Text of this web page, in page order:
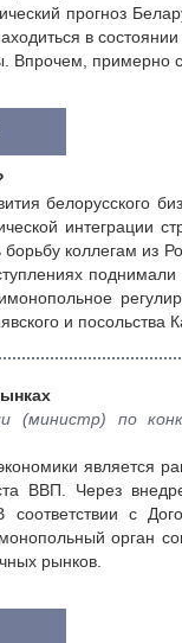
прогноз
в
Впрочем,
белорусского
интеграции
коллегам
и посольства
по
является
ВВП. Через
соответствии с
орган
рынков.